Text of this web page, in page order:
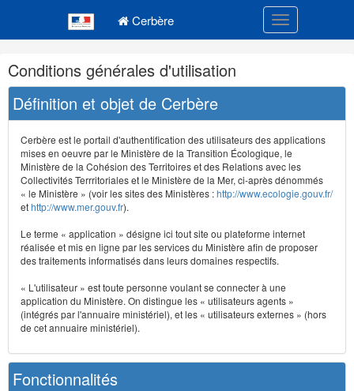
Cerbère Toggle
Navigation
et
outils
annexes
Conditions générales d'utilisation
Définition et objet de Cerbère
Cerbère est le portail d'authentification des utilisateurs des applications
mises en oeuvre par le Ministère de la Transition Écologique, le
Ministère de la Cohésion des Territoires et des Relations avec les
Collectivités Terrritoriales et le Ministère de la Mer, ci-après dénommés
« le Ministère » (voir les sites des Ministères :http://www.ecologie.gouv.fr/
ethttp://www.mer.gouv.fr).
Le terme « application » désigne ici tout site ou plateforme internet
réalisée et mis en ligne par les services du Ministère afin de proposer
des traitements informatisés dans leurs domaines respectifs.
« L'utilisateur » est toute personne voulant se connecter à une
application du Ministère. On distingue les « utilisateurs agents »
(intégrés par l'annuaire ministériel), et les « utilisateurs externes » (hors
de cet annuaire ministériel).
Fonctionnalités